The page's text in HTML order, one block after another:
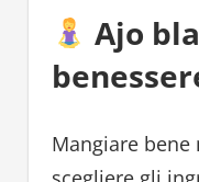
Ajo
Mangiare